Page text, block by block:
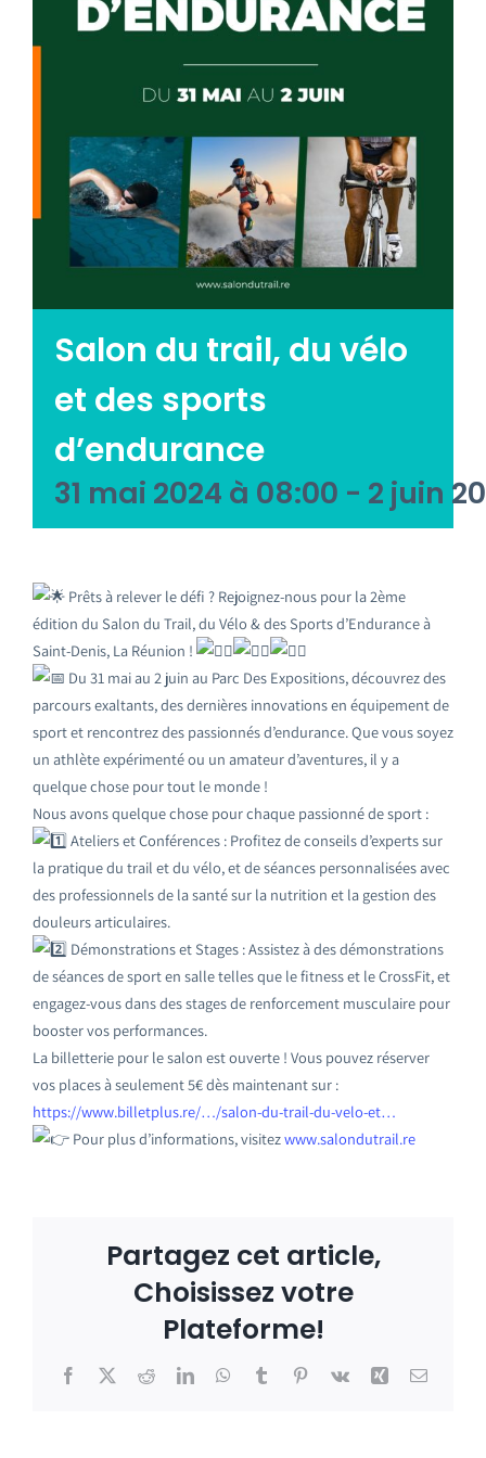
Emploi tourisme
Salon du trail, du vélo
et des sports
d’endurance
31 mai 2024 à 08:00 - 2 juin
Prêts à relever le défi ? Rejoignez-nous pour la 2ème
édition du Salon du Trail, du Vélo & des Sports d’Endurance à
Saint-Denis, La Réunion !
Du 31 mai au 2 juin au Parc Des Expositions, découvrez des
parcours exaltants, des dernières innovations en équipement de
sport et rencontrez des passionnés d’endurance. Que vous soyez
un athlète expérimenté ou un amateur d’aventures, il y a
quelque chose pour tout le monde !
Nous avons quelque chose pour chaque passionné de sport :
Ateliers et Conférences : Profitez de conseils d’experts sur
la pratique du trail et du vélo, et de séances personnalisées avec
des professionnels de la santé sur la nutrition et la gestion des
douleurs articulaires.
Démonstrations et Stages : Assistez à des démonstrations
de séances de sport en salle telles que le fitness et le CrossFit, et
engagez-vous dans des stages de renforcement musculaire pour
booster vos performances.
La billetterie pour le salon est ouverte ! Vous pouvez réserver
vos places à seulement 5€ dès maintenant sur :
https://www.billetplus.re/…/salon-du-trail-du-velo-et…
Pour plus d’informations, visitezwww.salondutrail.re
Partagez cet article,
Choisissez votre
Plateforme!
Facebook
X RedditLinkedInWhatsApp
TumblrPinterest
Vk Xing Email